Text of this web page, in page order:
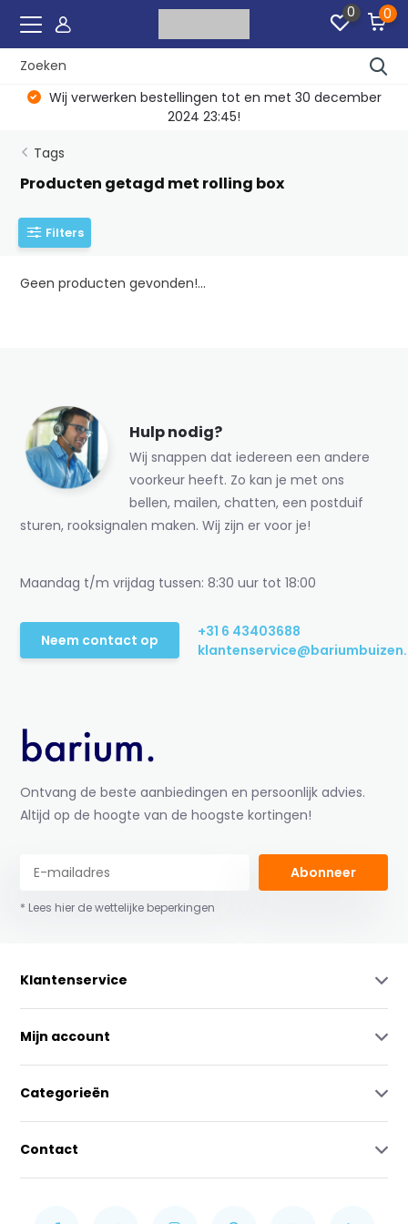
0 0
Wij verwerken bestellingen tot en met 30 december
2024 23:45!
Tags
Producten getagd met rolling box
Filters
Geen producten gevonden!...
Hulp nodig?
Wij snappen dat iedereen een andere
voorkeur heeft. Zo kan je met ons
bellen, mailen, chatten, een postduif
sturen, rooksignalen maken. Wij zijn er voor je!
Maandag t/m vrijdag tussen: 8:30 uur tot 18:00
Neem contact op
+31 6 43403688
Ontvang de beste aanbiedingen en persoonlijk advies.
Altijd op de hoogte van de hoogste kortingen!
Abonneer
* Lees hier de wettelijke beperkingen
Klantenservice
Mijn account
Categorieën
Contact